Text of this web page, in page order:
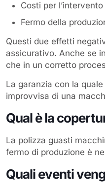
Costi per
Fermo della
Questi due effetti
assicurativo. Anche se
che in un corretto
La garanzia con la
improvvisa di una
Qual è la
La polizza guasti
fermo di produzione è
Quali eventi